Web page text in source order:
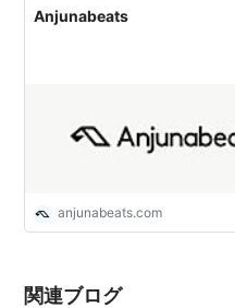
Anjunabeats
anjunabeats.com
関連ブログ